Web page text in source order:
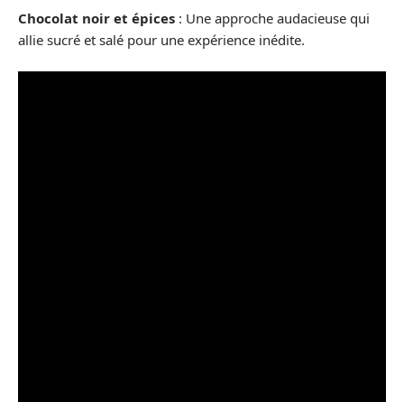
Chocolat noir et épices : Une approche audacieuse qui
allie sucré et salé pour une expérience inédite.